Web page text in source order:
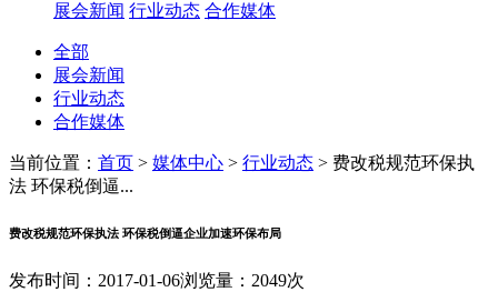
展会新闻 行业动态 合作媒体
全部
展会新闻
行业动态
合作媒体
当前位置： 首页 > 媒体中心 > 行业动态 > 费改税规范环保执
法 环保税倒逼...
费改税规范环保执法 环保税倒逼企业加速环保布局
发布时间：2017-01-06浏览量：2049次